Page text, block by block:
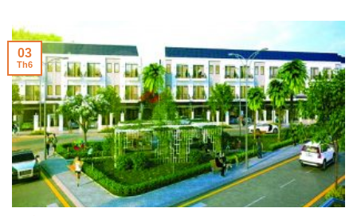
03
Th6